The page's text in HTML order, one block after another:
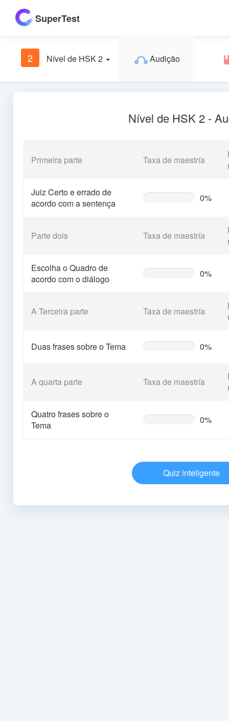
SuperTest
2 Nível de HSK 2 Audição
Nível de HSK 2 -
Primeira parte Taxa de maestría
Juiz Certo e errado de
acordo com a sentença
0%
Parte dois Taxa de maestría
Escolha o Quadro de
acordo com o diálogo
0%
A Terceira parte Taxa de maestría
Duas frases sobre o Tema 0%
A quarta parte Taxa de maestría
Quatro frases sobre o
Tema
0%
Quiz inteligente